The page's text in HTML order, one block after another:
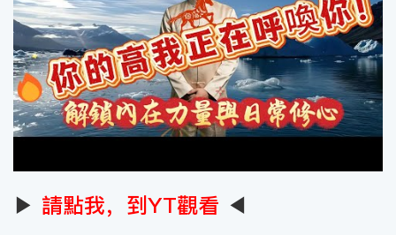
▶ 請點我，到YT觀看 ◀